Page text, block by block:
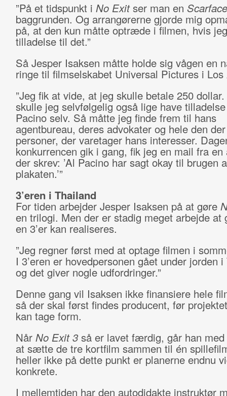
”På et tidspunkt i No Exit ser man en Scarface
baggrunden. Og arrangørerne gjorde mig
på, at den kun måtte optræde i filmen, hvis
tilladelse til det.”
Så Jesper Isaksen måtte holde sig vågen en
ringe til filmselskabet Universal Pictures i Los
”Jeg fik at vide, at jeg skulle betale 250
skulle jeg selvfølgelig også lige have
Pacino selv. Så måtte jeg finde frem til hans
agentbureau, deres advokater og hele den
personer, der varetager hans interesser.
konkurrencen gik i gang, fik jeg en mail fra en
der skrev: ’Al Pacino har sagt okay til brugen
plakaten.’”
3’eren i Thailand
For tiden arbejder Jesper Isaksen på at gøre
en trilogi. Men der er stadig meget arbejde at
en 3’er kan realiseres.
”Jeg regner først med at optage filmen i
I 3’eren er hovedpersonen gået under jorden
og det giver nogle udfordringer.”
Denne gang vil Isaksen ikke finansiere hele
så der skal først findes producent, før
kan tage form.
Når No Exit 3så er lavet færdig, går han med
at sætte de tre kortfilm sammen til én
heller ikke på dette punkt er planerne endnu
konkrete.
I mellemtiden har den autodidakte instruktør